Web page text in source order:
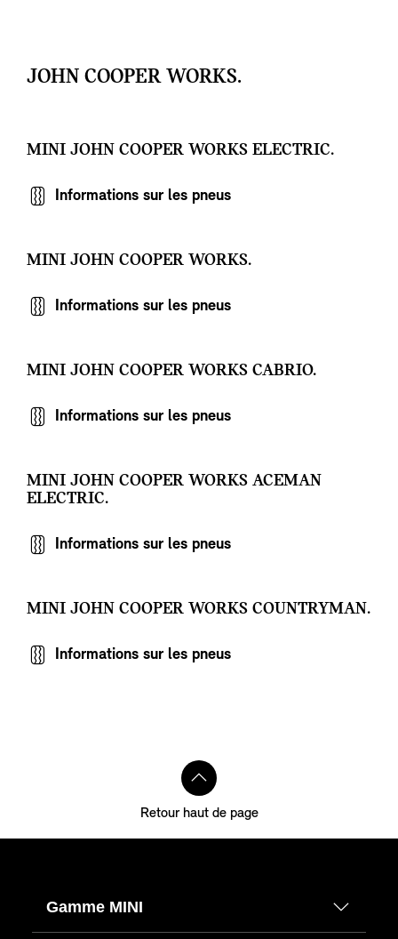
JOHN COOPER WORKS.
MINI JOHN COOPER WORKS ELECTRIC.
Informations sur les pneus
MINI JOHN COOPER WORKS.
Informations sur les pneus
MINI JOHN COOPER WORKS CABRIO.
Informations sur les pneus
MINI JOHN COOPER WORKS ACEMAN
ELECTRIC.
Informations sur les pneus
MINI JOHN COOPER WORKS COUNTRYMAN.
Informations sur les pneus
Retour haut de page
Gamme MINI